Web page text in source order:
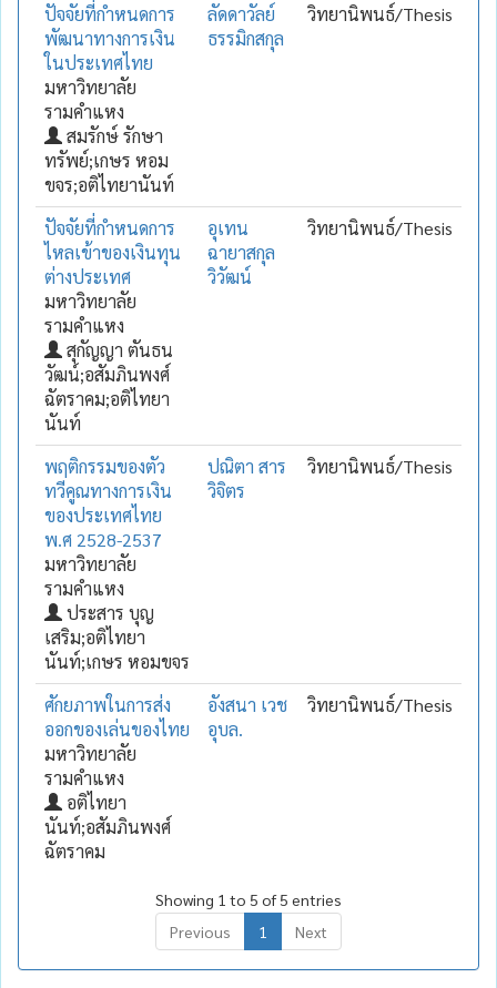
ปัจจัยที่กำหนดการ
พัฒนาทางการเงิน
ในประเทศไทย
มหาวิทยาลัย
รามคำแหง
สมรักษ์ รักษา
ทรัพย์;เกษร หอม
ขจร;อติไทยานันท์
ลัดดาวัลย์
ธรรมิกสกุล
วิทยานิพนธ์/Thesis
ปัจจัยที่กำหนดการ
ไหลเข้าของเงินทุน
ต่างประเทศ
มหาวิทยาลัย
รามคำแหง
สุกัญญา ตันธน
วัฒน์;อสัมภินพงศ์
ฉัตราคม;อติไทยา
นันท์
อุเทน
ฉายาสกุล
วิวัฒน์
วิทยานิพนธ์/Thesis
พฤติกรรมของตัว
ทวีคูณทางการเงิน
ของประเทศไทย
พ.ศ 2528-2537
มหาวิทยาลัย
รามคำแหง
ประสาร บุญ
เสริม;อติไทยา
นันท์;เกษร หอมขจร
ปณิตา สาร
วิจิตร
วิทยานิพนธ์/Thesis
ศักยภาพในการส่ง
ออกของเล่นของไทย
มหาวิทยาลัย
รามคำแหง
อติไทยา
นันท์;อสัมภินพงศ์
ฉัตราคม
อังสนา เวช
อุบล.
วิทยานิพนธ์/Thesis
Showing 1 to 5 of 5 entries
Previous
1 Next